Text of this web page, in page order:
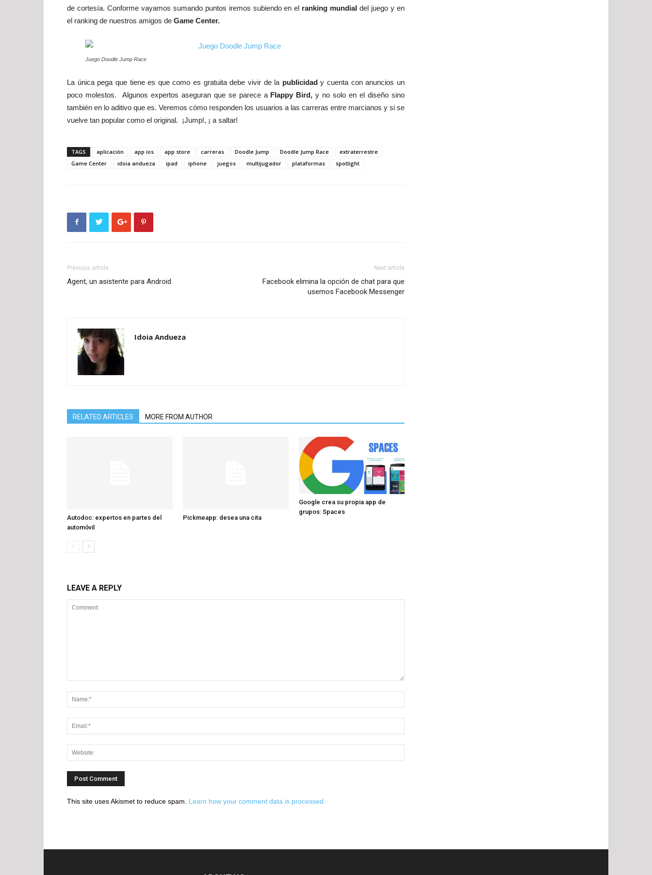
de cortesía. Conforme vayamos sumando puntos iremos subiendo en el ranking mundial del juego y en
el ranking de nuestros amigos de Game Center.
Juego Doodle Jump Race
La única pega que tiene es que como es gratuita debe vivir de la publicidady cuenta con anuncios un
poco molestos. Algunos expertos aseguran que se parece aFlappy Bird,y no solo en el diseño sino
también en lo aditivo que es. Veremos cómo responden los usuarios a las carreras entre marcianos y si se
vuelve tan popular como el original. ¡Jump!, ¡ a saltar!
TAGS aplicación app ios app store carreras Doodle Jump Doodle Jump Race
extraterrestre
Game Center
idoia andueza ipad iphone juegos multijugador plataformas spotlight
Previous article
Agent, un asistente para Android
Next article
Facebook elimina la opción de chat para que
usemos Facebook Messenger
Idoia Andueza
RELATED ARTICLES MORE FROM AUTHOR
Autodoc: expertos en partes del
automóvil
Pickmeapp: desea una cita
Google crea su propia app de
grupos: Spaces
LEAVE A REPLY
This site uses Akismet to reduce spam. Learn how your comment data is processed.